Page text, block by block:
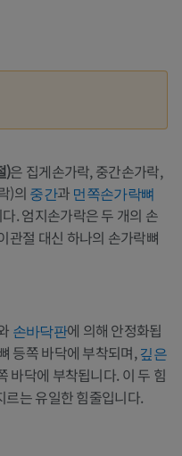
)은 집게손가락, 중간손가락,
)의 중간과 먼쪽손가락뼈
. 엄지손가락은 두 개의 손
관절 대신 하나의 손가락뼈
손바닥판에 의해 안정화됩
등쪽 바닥에 부착되며,깊은
바닥에 부착됩니다. 이 두 힘
는 유일한 힘줄입니다.